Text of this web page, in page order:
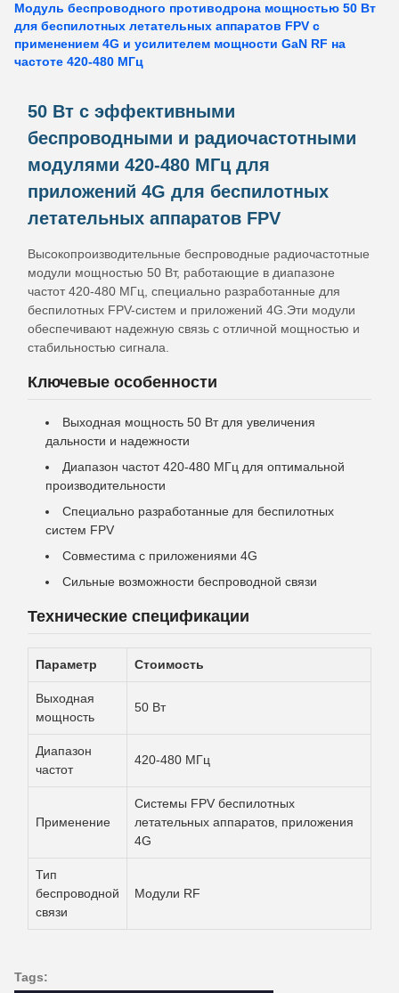
Модуль беспроводного противодрона мощностью 50 Вт
для беспилотных летательных аппаратов FPV с
применением 4G и усилителем мощности GaN RF на
частоте 420-480 МГц
50 Вт с эффективными
беспроводными и радиочастотными
модулями 420-480 МГц для
приложений 4G для беспилотных
летательных аппаратов FPV
Высокопроизводительные беспроводные радиочастотные
модули мощностью 50 Вт, работающие в диапазоне
частот 420-480 МГц, специально разработанные для
беспилотных FPV-систем и приложений 4G.Эти модули
обеспечивают надежную связь с отличной мощностью и
стабильностью сигнала.
Ключевые особенности
Выходная мощность 50 Вт для увеличения
дальности и надежности
Диапазон частот 420-480 МГц для оптимальной
производительности
Специально разработанные для беспилотных
систем FPV
Совместима с приложениями 4G
Сильные возможности беспроводной связи
Технические спецификации
Параметр Стоимость
Выходная
мощность
50 Вт
Диапазон
частот
420-480 МГц
Применение
Системы FPV беспилотных
летательных аппаратов, приложения
4G
Тип
беспроводной
связи
Модули RF
Tags: